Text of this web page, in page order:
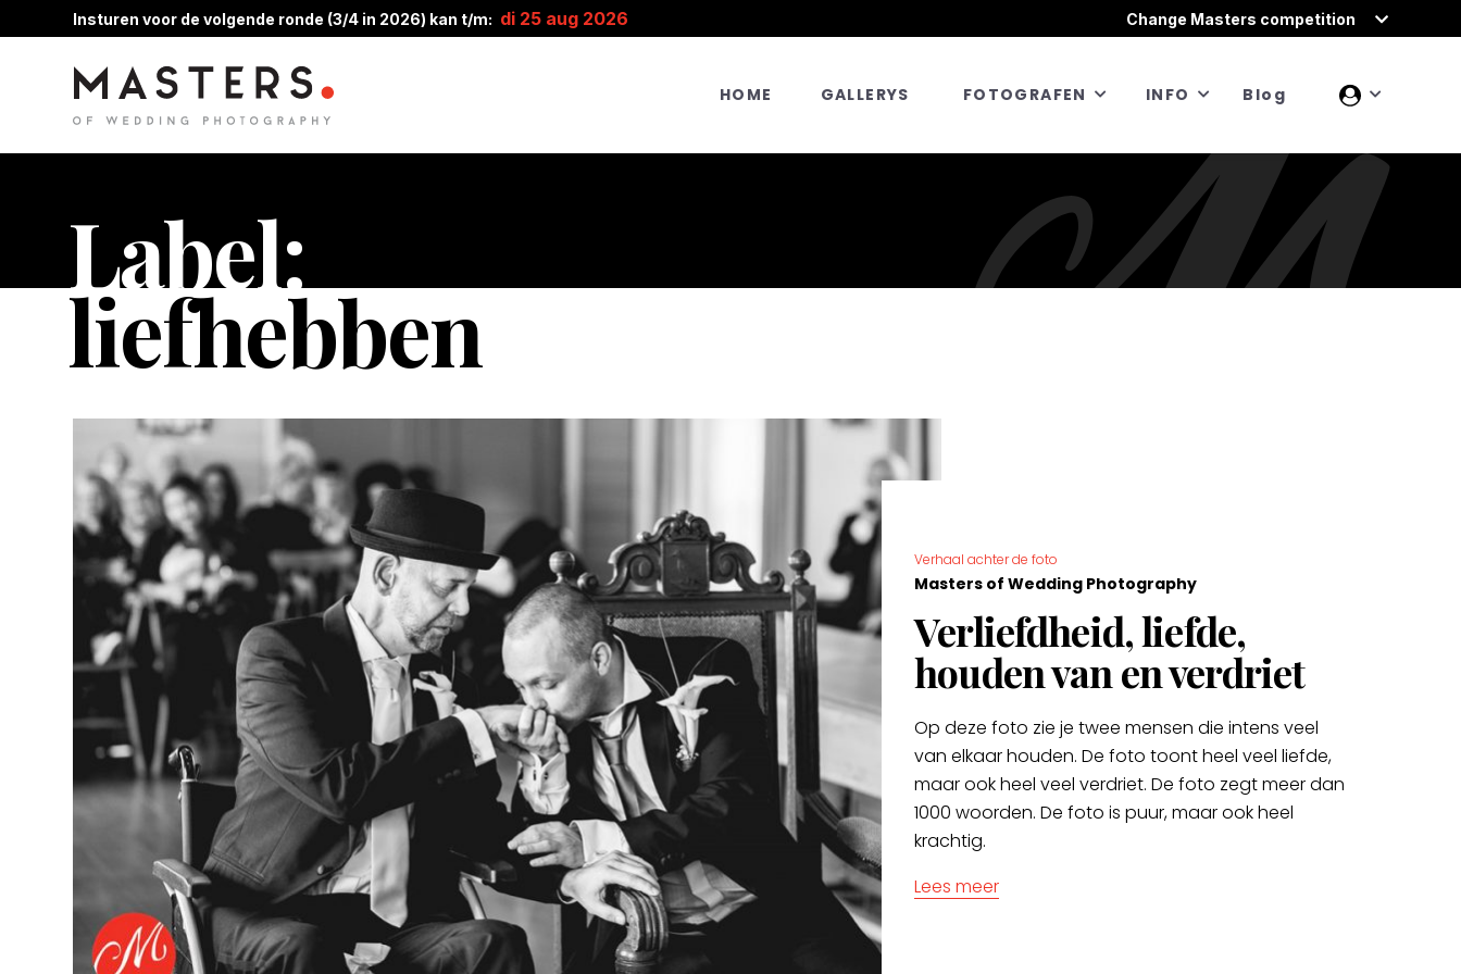
Insturen voor de volgende ronde (3/4 in 2026) kan t/m: di 25 aug 2026 Change Masters competition
HOME GALLERYS FOTOGRAFEN INFO Blog
Label:
liefhebben
Verhaal achter de foto
Masters of Wedding Photography
Verliefdheid, liefde,
houden van en verdriet
Op deze foto zie je twee mensen die intens veel
van elkaar houden. De foto toont heel veel liefde,
maar ook heel veel verdriet. De foto zegt meer dan
1000 woorden. De foto is puur, maar ook heel
krachtig.
Lees meer